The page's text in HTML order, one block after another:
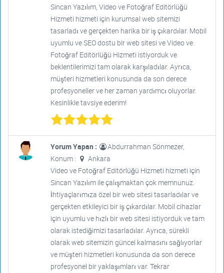
Sincan Yazılım, Video ve Fotoğraf Editörlüğü
Hizmeti hizmeti için kurumsal web sitemizi
tasarladı ve gerçekten harika bir iş çıkardılar. Mobil
uyumlu ve SEO dostu bir web sitesi ve Video ve
Fotoğraf Editörlüğü Hizmeti istiyorduk ve
beklentilerimizi tam olarak karşıladılar. Ayrıca,
müşteri hizmetleri konusunda da son derece
profesyoneller ve her zaman yardımcı oluyorlar.
Kesinlikle tavsiye ederim!
Yorum Yapan :
Abdurrahman Sönmezer,
Konum :
Ankara
Video ve Fotoğraf Editörlüğü Hizmeti hizmeti için
Sincan Yazılım ile çalışmaktan çok memnunuz.
İhtiyaçlarımıza özel bir web sitesi tasarladılar ve
gerçekten etkileyici bir iş çıkardılar. Mobil cihazlar
için uyumlu ve hızlı bir web sitesi istiyorduk ve tam
olarak istediğimizi tasarladılar. Ayrıca, sürekli
olarak web sitemizin güncel kalmasını sağlıyorlar
ve müşteri hizmetleri konusunda da son derece
profesyonel bir yaklaşımları var. Tekrar